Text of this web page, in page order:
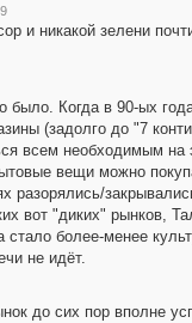
и никакой зелени
Когда в 90-ых
(задолго до "7
всем необходимым
вещи можно
разорялись/
вот "диких" рынков,
более-менее
не идёт.
до сих пор вполне